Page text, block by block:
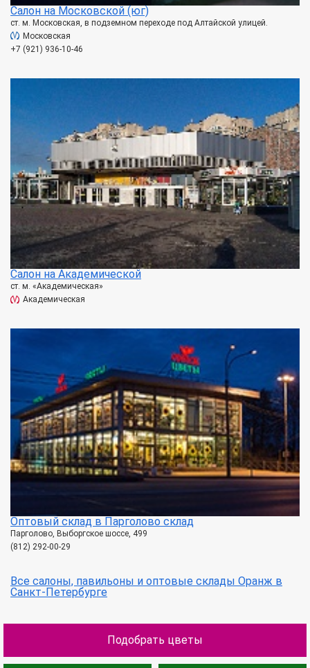
Салон на Московской (юг)
ст. м. Московская, в подземном переходе под Алтайской улицей.
Московская
+7 (921) 936-10-46
Салон на Академической
ст. м. «Академическая»
Академическая
Оптовый склад в Парголово склад
Парголово, Выборгское шоссе, 499
(812) 292-00-29
Все салоны, павильоны и оптовые склады Оранж в
Санкт-Петербурге
Подобрать цветы